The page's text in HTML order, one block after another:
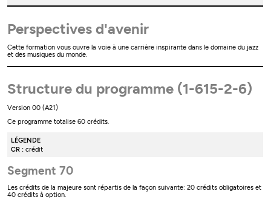
Perspectives d'avenir
Cette formation vous ouvre la voie à une carrière inspirante dans le domaine du jazz
et des musiques du monde.
Structure du programme (1-615-2-6)
Version 00 (A21)
Ce programme totalise 60 crédits.
LÉGENDE
CR : crédit
Segment 70
Les crédits de la majeure sont répartis de la façon suivante: 20 crédits obligatoires et
40 crédits à option.